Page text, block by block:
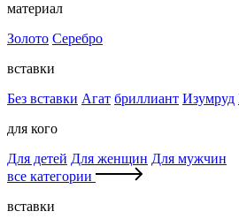
материал
Золото Серебро
вставки
Без вставки Агат бриллиант Изумруд
для кого
Для детей Для женщин Для мужчин
все категории
вставки